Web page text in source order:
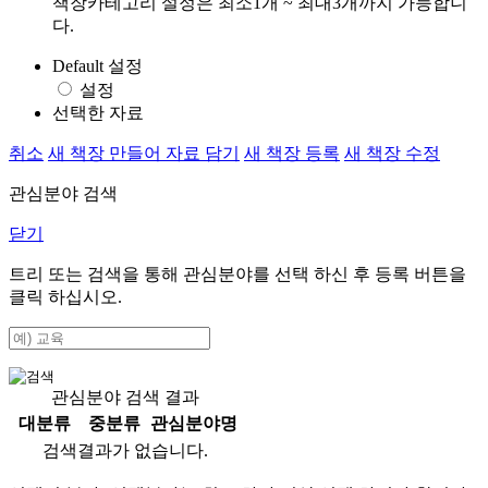
다.
Default 설정
설정
선택한 자료
취소 새 책장 만들어 자료 담기 새 책장 등록 새 책장 수정
관심분야 검색
닫기
트리 또는 검색을 통해 관심분야를 선택 하신 후 등록 버튼을
클릭 하십시오.
관심분야 검색 결과
대분류
중분류
관심분야명
검색결과가 없습니다.